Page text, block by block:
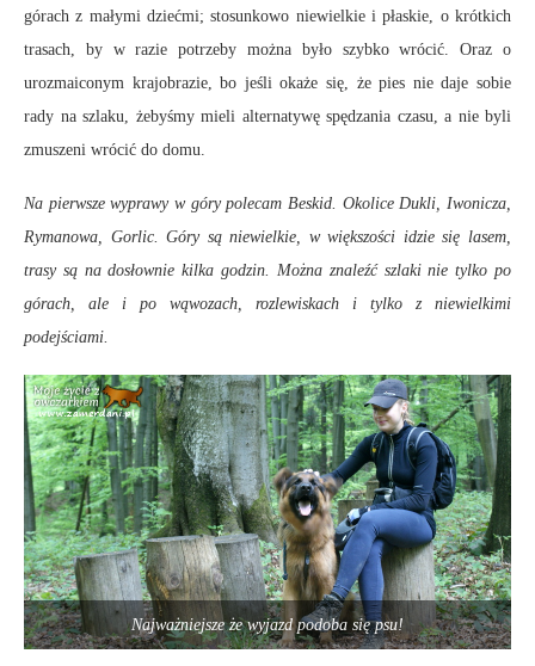
górach z małymi dziećmi; stosunkowo niewielkie i płaskie, o krótkich
trasach, by w razie potrzeby można było szybko wrócić. Oraz o
urozmaiconym krajobrazie, bo jeśli okaże się, że pies nie daje sobie
rady na szlaku, żebyśmy mieli alternatywę spędzania czasu, a nie byli
zmuszeni wrócić do domu.
Na pierwsze wyprawy w góry polecam Beskid. Okolice Dukli, Iwonicza,
Rymanowa, Gorlic. Góry są niewielkie, w większości idzie się lasem,
trasy są na dosłownie kilka godzin. Można znaleźć szlaki nie tylko po
górach, ale i po wąwozach, rozlewiskach i tylko z niewielkimi
podejściami.
Najważniejsze że wyjazd podoba się psu!